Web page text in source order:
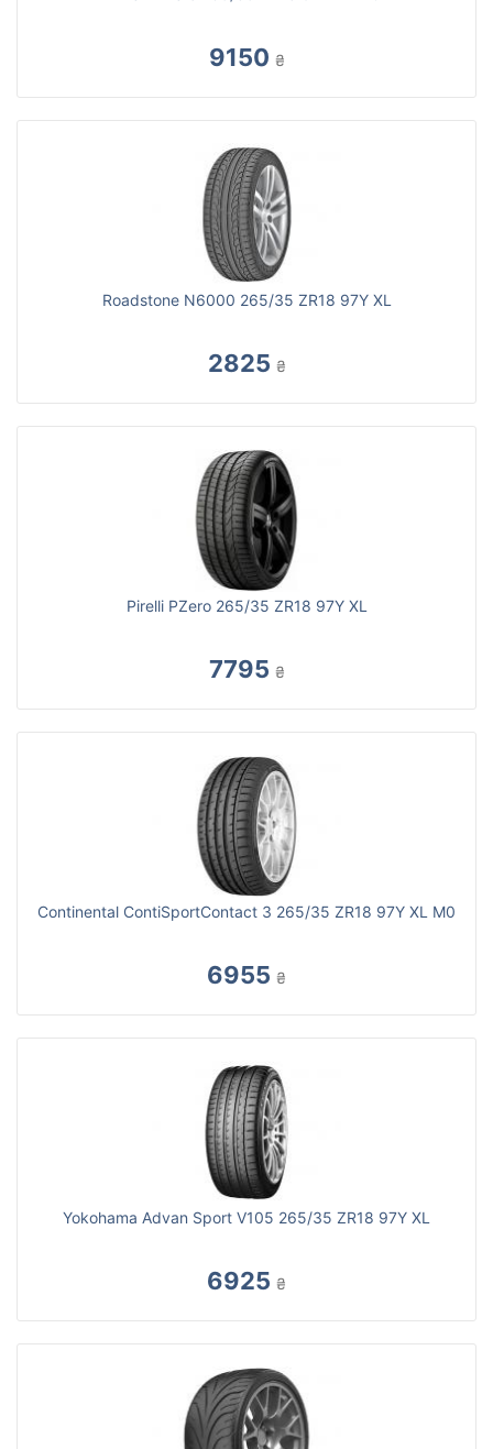
9150 ₴
Roadstone N6000 265/35 ZR18 97Y XL
2825 ₴
Pirelli PZero 265/35 ZR18 97Y XL
7795 ₴
Continental ContiSportContact 3 265/35 ZR18 97Y XL M0
6955 ₴
Yokohama Advan Sport V105 265/35 ZR18 97Y XL
6925 ₴